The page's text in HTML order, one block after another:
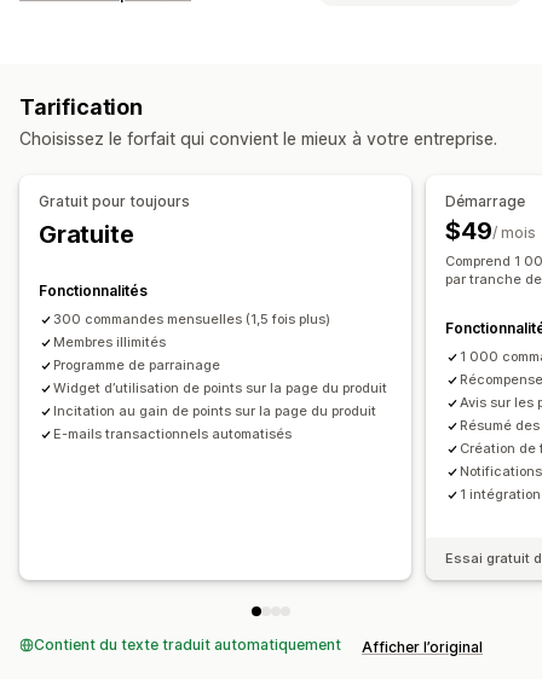
Récompenses que vous pouvez offrir
Remises en espèces
Récompenses POS
Produits gratuits
Avantages pour les abonnés
Récompenses personnalisées
Mise en page en grille
Meilleurs avis Caractéristiques des avis
Regroupement de produits
Requêtes par e-mail
Import et export
Migration des avis Association d’avis
Requêtes personnalisées
Tarification
Choisissez le forfait qui convient le mieux à votre entreprise.
Gratuit pour toujours
Gratuite
Fonctionnalités
300 commandes mensuelles (1,5 fois plus)
Membres illimités
Programme de parrainage
Widget d’utilisation de points sur la page du produit
Incitation au gain de points sur la page du produit
E-mails transactionnels automatisés
Démarrage
$49/ mois
Comprend 1
par tranche
1 000
Avis sur les
Résumé
Création de
1 intégration
Essai gratuit
Contient du texte traduit automatiquement Afficher l’original